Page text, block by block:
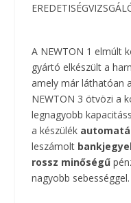
A NEWTON 1 elmúlt
gyártó elkészült a
amely már láthatóan
NEWTON 3 ötvözi a
legnagyobb
a készülék
leszámolt
rossz minőségű
nagyobb sebességgel.